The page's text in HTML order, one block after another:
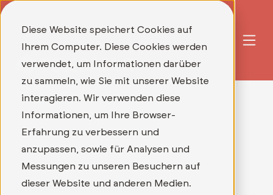
Diese Website speichert Cookies auf
Ihrem Computer. Diese Cookies werden
verwendet, um Informationen darüber
zu sammeln, wie Sie mit unserer Website
interagieren. Wir verwenden diese
Informationen, um Ihre Browser-
Erfahrung zu verbessern und
anzupassen, sowie für Analysen und
Messungen zu unseren Besuchern auf
dieser Website und anderen Medien.
Unsere aktuellen